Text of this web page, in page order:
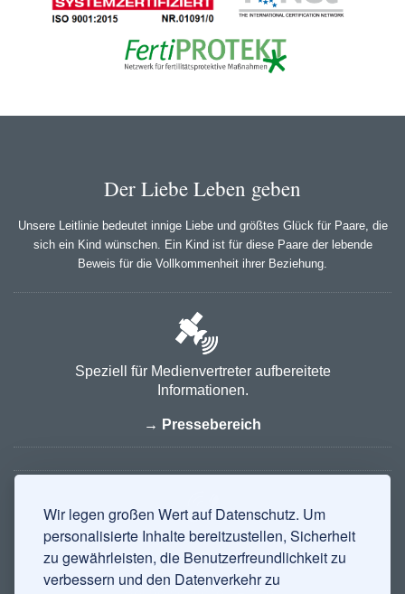
Wir legen großen Wert auf Datenschutz. Um
personalisierte Inhalte bereitzustellen, Sicherheit
zu gewährleisten, die Benutzerfreundlichkeit zu
verbessern und den Datenverkehr zu
Der Liebe Leben geben
Unsere Leitlinie bedeutet innige Liebe und größtes Glück für Paare, die
sich ein Kind wünschen. Ein Kind ist für diese Paare der lebende
Beweis für die Vollkommenheit ihrer Beziehung.
Speziell für Medienvertreter aufbereitete
Informationen.
→ Pressebereich
LOGIN